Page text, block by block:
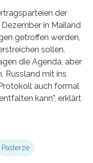
der
in Mailand
getroffen werden,
sollen.
die Agenda, aber
Russland mit ins
auch formal
kann”, erklärt
Pasterze